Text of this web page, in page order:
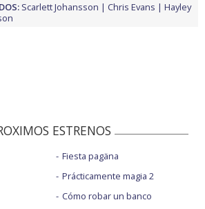
Scarlett Johansson Chris Evans
Hayley
ESTRENOS
Fiesta pagäna
Prácticamente magia 2
Cómo robar un banco